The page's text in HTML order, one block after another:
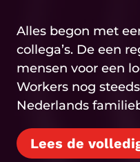
Alles begon met
collega’s. De een
mensen voor een
Workers nog
Nederlands
Lees de